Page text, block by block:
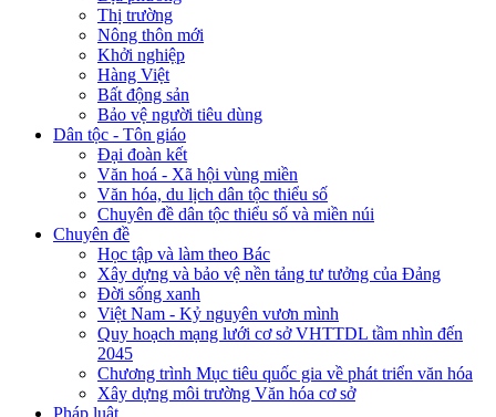
Thị trường
Nông thôn mới
Khởi nghiệp
Hàng Việt
Bất động sản
Bảo vệ người tiêu dùng
Dân tộc - Tôn giáo
Đại đoàn kết
Văn hoá - Xã hội vùng miền
Văn hóa, du lịch dân tộc thiểu số
Chuyên đề dân tộc thiểu số và miền núi
Chuyên đề
Học tập và làm theo Bác
Xây dựng và bảo vệ nền tảng tư tưởng của Đảng
Đời sống xanh
Việt Nam - Kỷ nguyên vươn mình
Quy hoạch mạng lưới cơ sở VHTTDL tầm nhìn đến
2045
Chương trình Mục tiêu quốc gia về phát triển văn hóa
Xây dựng môi trường Văn hóa cơ sở
Pháp luật